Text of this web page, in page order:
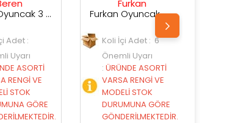
Furkan Oyuncak Cool Wheels 40 Kg Taşıma Kapasiteli Işıklı Stil 3 Tekerlekli Scooter Pembe
Koli İçi Adet : 6
Önemli Uyarı
:ÜRÜNDE ASORTİ
VARSA RENGİ VE
MODELİ STOK
DURUMUNA GÖRE
GÖNDERİLMEKTEDİR.
Koli İçi Adet : 6
Önemli Uyarı
:ÜRÜNDE ASORTİ
VARSA RENGİ VE
MODELİ STOK
DURUMUNA GÖRE
GÖNDERİLMEKTEDİR.